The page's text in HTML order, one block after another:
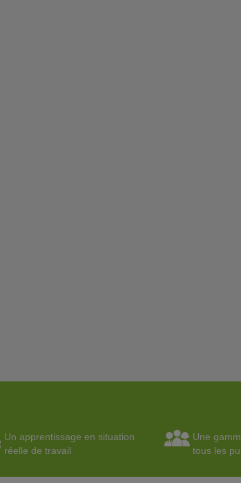
Un apprentissage en situation
réelle de travail
Une
tous les